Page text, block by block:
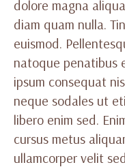
dolore magna
diam quam nulla.
euismod.
natoque penatibus
ipsum consequat
neque sodales ut
libero enim sed.
cursus metus
ullamcorper velit